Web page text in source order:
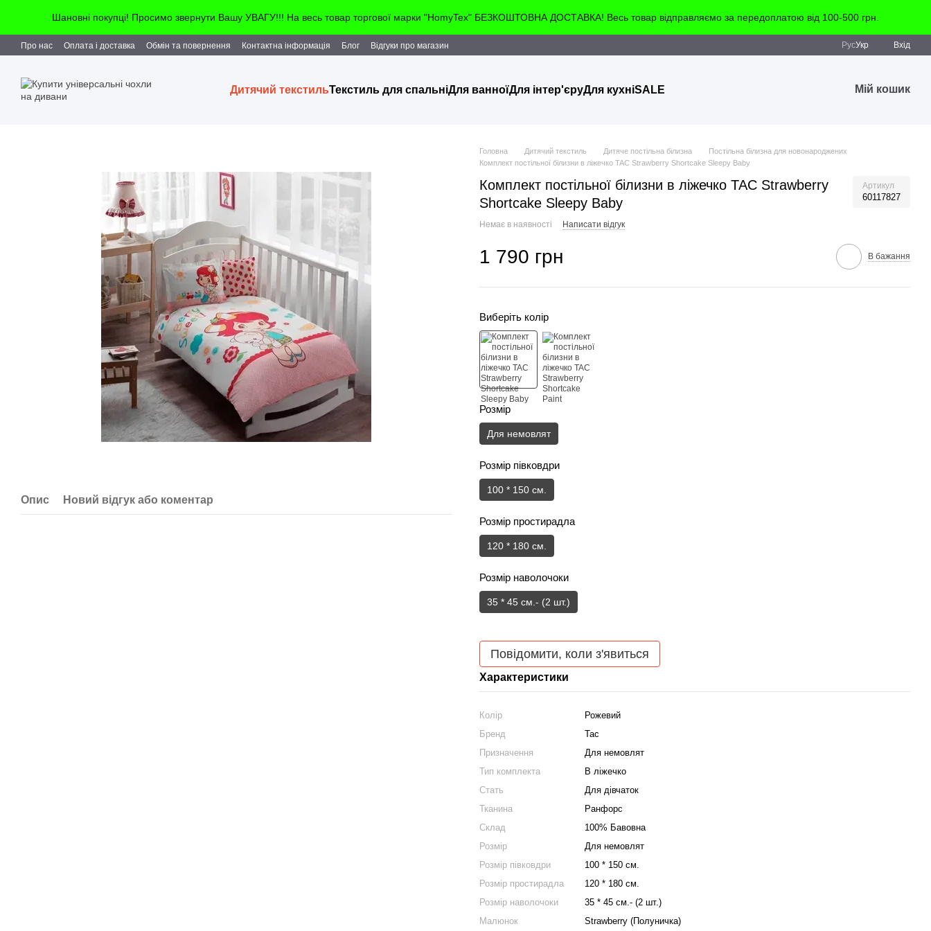
Шановні покупці! Просимо звернути Вашу УВАГУ!!! На весь товар торгової марки "HomyTex" БЕЗКОШТОВНА ДОСТАВКА! Весь товар відправляємо за передоплатою від 100-500 грн.
Про нас Оплата і доставка Обмін та повернення Контактна інформація Блог Відгуки про магазин РусУкр Вхід
Дитячий текстильТекстиль для спальніДля ванноїДля інтер'єруДля кухніSALE Мій кошик
Опис Новий відгук або коментар
Головна Дитячий текстиль Дитяче постільна білизна
Постільна білизна для новонароджених
Комплект постільної білизни в ліжечко TAC Strawberry Shortcake Sleepy Baby
Комплект постільної білизни в ліжечко TAC Strawberry
Shortcake Sleepy Baby
Артикул
60117827
Немає в наявності Написати відгук
1 790 грн В бажання
Виберіть колір
Розмір
Для немовлят
Розмір півковдри
100 * 150 см.
Розмір простирадла
120 * 180 см.
Розмір наволочоки
35 * 45 см.- (2 шт.)
Повідомити, коли з'явиться
Характеристики
Колір
Рожевий
Бренд
Tac
Призначення
Для немовлят
Тип комплекта
В ліжечко
Стать
Для дівчаток
Тканина
Ранфорс
Склад
100% Бавовна
Розмір
Для немовлят
Розмір півковдри
100 * 150 см.
Розмір простирадла
120 * 180 см.
Розмір наволочоки
35 * 45 см.- (2 шт.)
Малюнок
Strawberry (Полуничка)